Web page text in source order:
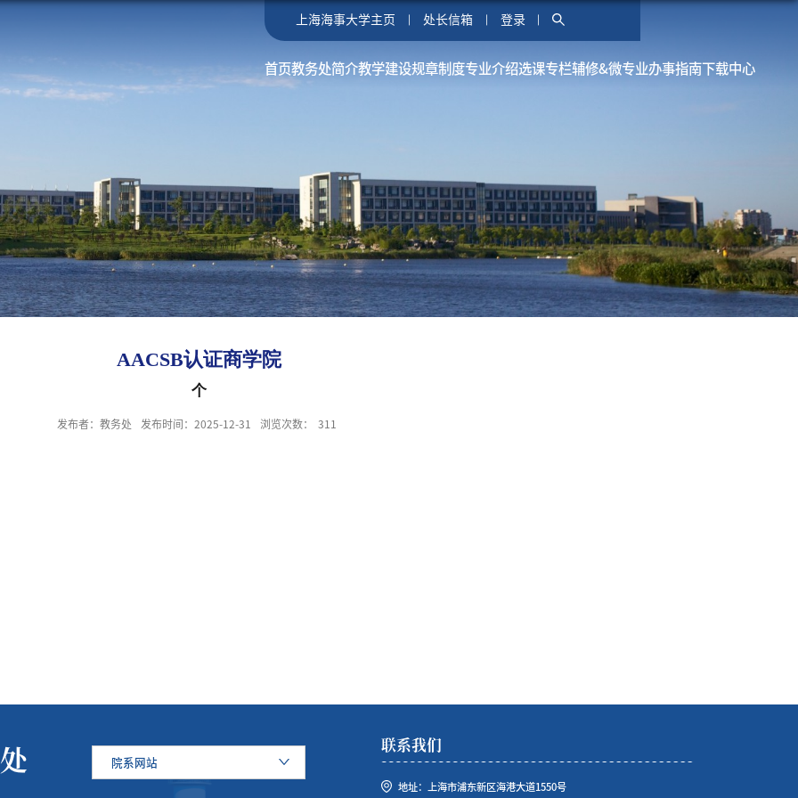
上海海事大学主页 处长信箱 登录
首页教务处简介教学建设规章制度专业介绍选课专栏辅修&微专业办事指南下载中心
AACSB认证商学院
个
发布者：教务处 发布时间：2025-12-31 浏览次数： 311
院系网站
联系我们
地址：上海市浦东新区海港大道1550号